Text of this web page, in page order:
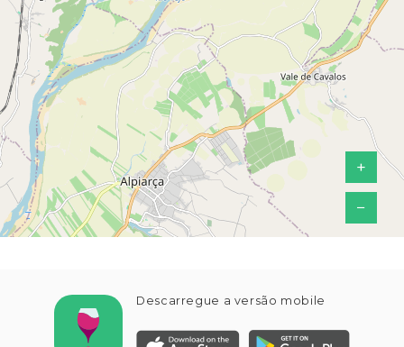
+
−
Descarregue a versão mobile